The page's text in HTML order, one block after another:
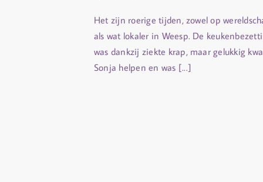
Het zijn roerige tijden, zowel op
als wat lokaler in Weesp. De
was dankzij ziekte krap, maar gelukkig
Sonja helpen en was [...]